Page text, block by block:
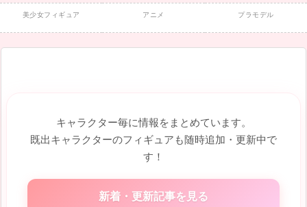
美少女フィギュア アニメ プラモデル
キャラクター毎に情報をまとめています。
既出キャラクターのフィギュアも随時追加・更新中で
す！
新着・更新記事を見る